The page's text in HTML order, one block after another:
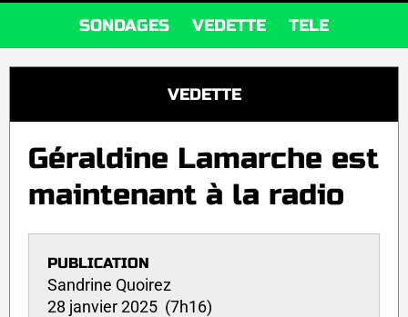
SONDAGES VEDETTE TELE
VEDETTE
Géraldine Lamarche est
maintenant à la radio
PUBLICATION
Sandrine Quoirez
28 janvier 2025 (7h16)